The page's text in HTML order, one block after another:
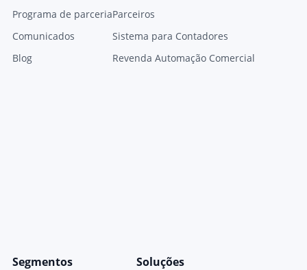
Programa de parceria
Comunicados
Blog
Parceiros
Sistema para Contadores
Revenda Automação Comercial
Segmentos Soluções